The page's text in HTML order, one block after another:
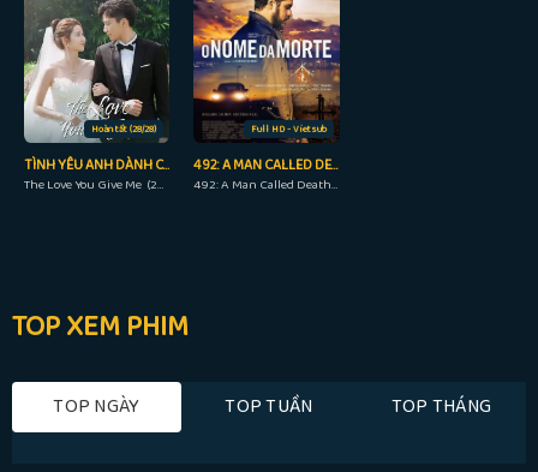
Hoàn tất (28/28)
TÌNH YÊU ANH DÀNH CHO EM
The Love You Give Me (2023)
Full HD - Vietsub
492: A MAN CALLED DEATH
492: A Man Called Death (2017)
TOP XEM PHIM
TOP NGÀY TOP TUẦN TOP THÁNG